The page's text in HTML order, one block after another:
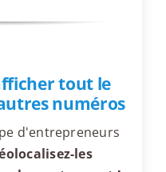
tout le
numéros
d'entrepreneurs
les